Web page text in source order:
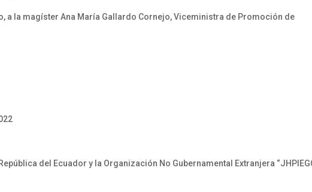
a la magíster Ana María Gallardo Cornejo, Viceministra de Promoción de
del Ecuador y la Organización No Gubernamental Extranjera